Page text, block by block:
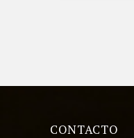
CONTACTO